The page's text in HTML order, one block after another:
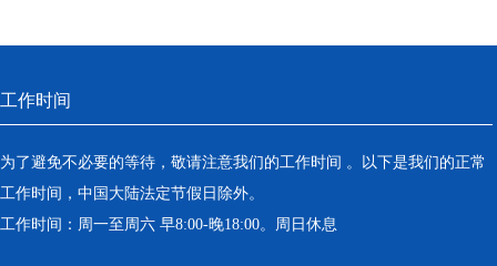
工作时间
为了避免不必要的等待，敬请注意我们的工作时间 。以下是我们的正常
工作时间，中国大陆法定节假日除外。
工作时间：周一至周六 早8:00-晚18:00。周日休息